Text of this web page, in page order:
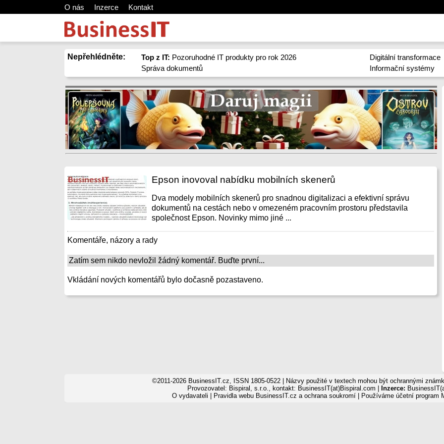
O nás Inzerce Kontakt
Nepřehlédněte: Top z IT: Pozoruhodné IT produkty pro rok 2026
Správa dokumentů
Digitální transformace
Informační systémy
Epson inovoval nabídku mobilních skenerů
Dva modely mobilních skenerů pro snadnou digitalizaci a efektivní správu
dokumentů na cestách nebo v omezeném pracovním prostoru představila
společnost Epson. Novinky mimo jiné ...
Komentáře, názory a rady
Zatím sem nikdo nevložil žádný komentář. Buďte první...
Vkládání nových komentářů bylo dočasně pozastaveno.
©2011-2026 BusinessIT.cz, ISSN 1805-0522 | Názvy použité v textech mohou být ochrannými
Provozovatel: Bispiral, s.r.o., kontakt: BusinessIT(at)Bispiral.com |
Inzerce:
O vydavateli
Pravidla webu BusinessIT.cz a ochrana soukromí| Používáme účetní program